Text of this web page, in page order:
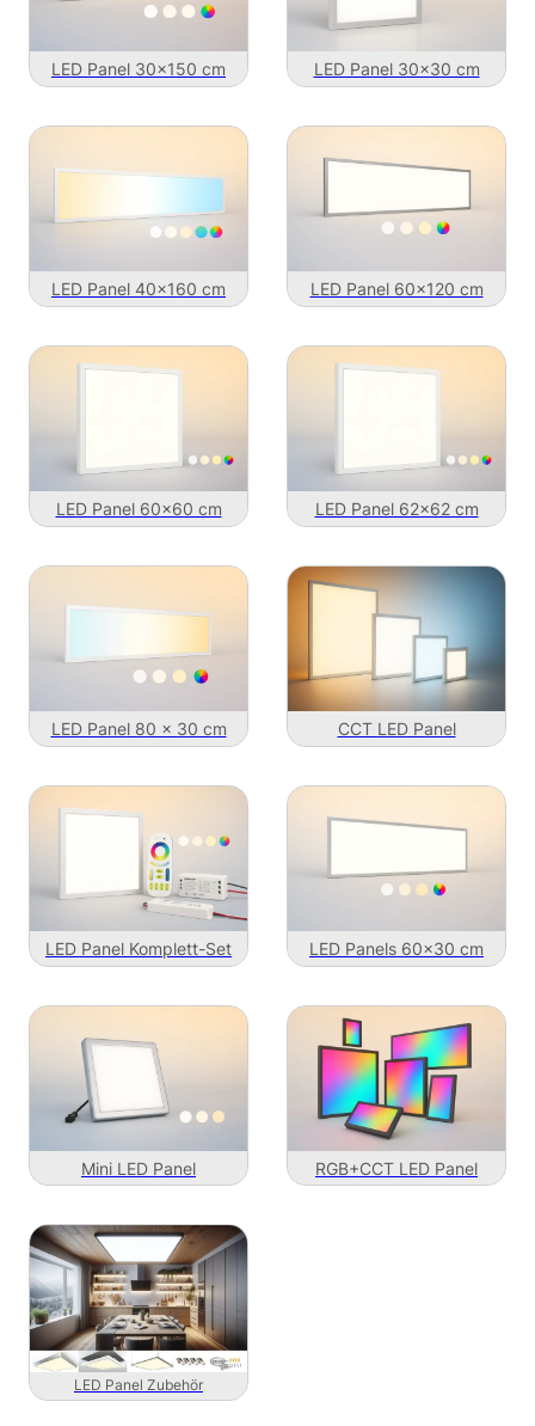
LED Panel 30x150 cm LED Panel 30x30 cm
LED Panel 40x160 cm LED Panel 60x120 cm
LED Panel 60x60 cm LED Panel 62x62 cm
LED Panel 80 x 30 cm CCT LED Panel
LED Panel Komplett-Set LED Panels 60x30 cm
Mini LED Panel RGB+CCT LED Panel
LED Panel Zubehör